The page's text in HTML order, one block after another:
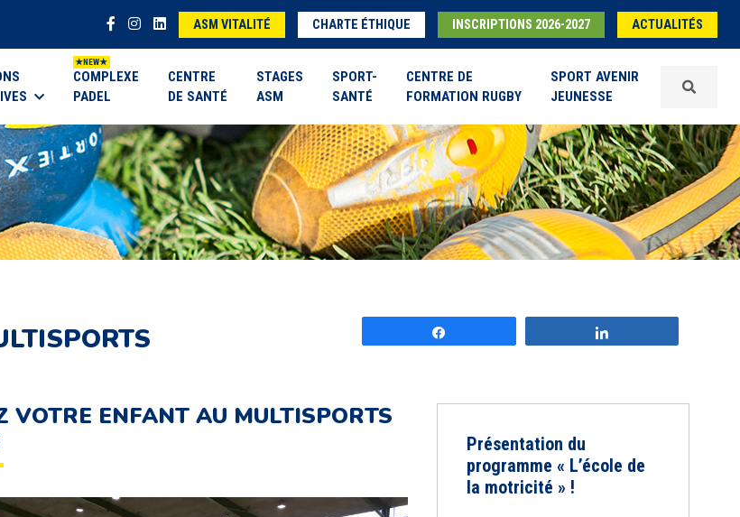
ASM VITALITÉ CHARTE ÉTHIQUE INSCRIPTIONS 2026-2027 ACTUALITÉS
COMPLEXE
PADEL
CENTRE
DE SANTÉ
STAGES
ASM
SPORT-
SANTÉ
CENTRE DE
FORMATION RUGBY
SPORT AVENIR
JEUNESSE
VOTRE ENFANT AU MULTISPORTS
Présentation du
programme « L’école de
la motricité » !